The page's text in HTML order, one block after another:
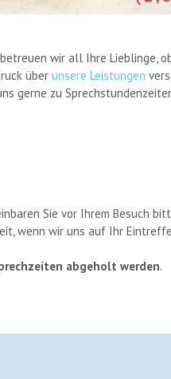
wir all Ihre Lieblinge,
über unsere Leistungen
gerne zu
Sie vor Ihrem Besuch
wenn wir uns auf Ihr
abgeholt werden.